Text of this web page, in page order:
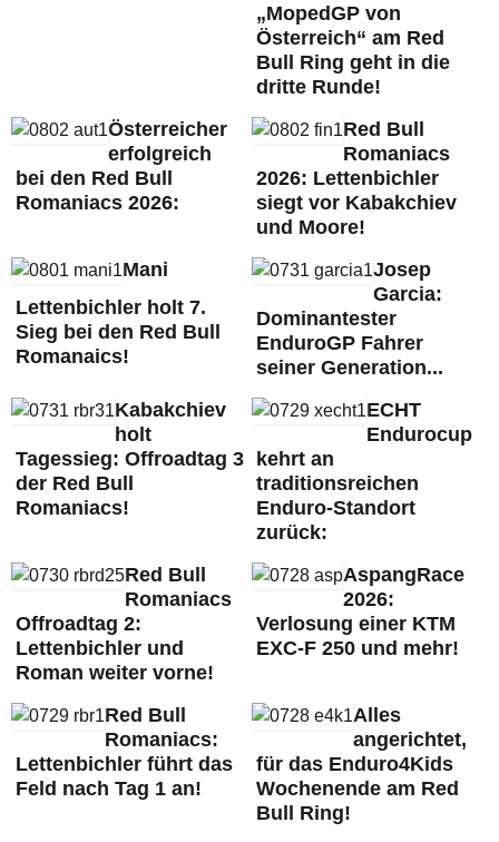
„MopedGP von
Österreich“ am Red
Bull Ring geht in die
dritte Runde!
Österreicher
erfolgreich
bei den Red Bull
Romaniacs 2026:
Red Bull
Romaniacs
2026: Lettenbichler
siegt vor Kabakchiev
und Moore!
Mani
Lettenbichler holt 7.
Sieg bei den Red Bull
Romanaics!
Josep
Garcia:
Dominantester
EnduroGP Fahrer
seiner Generation...
Kabakchiev
holt
Tagessieg: Offroadtag 3
der Red Bull
Romaniacs!
ECHT
Endurocup
kehrt an
traditionsreichen
Enduro-Standort
zurück:
Red Bull
Romaniacs
Offroadtag 2:
Lettenbichler und
Roman weiter vorne!
AspangRace
2026:
Verlosung einer KTM
EXC-F 250 und mehr!
Red Bull
Romaniacs:
Lettenbichler führt das
Feld nach Tag 1 an!
Alles
angerichtet,
für das Enduro4Kids
Wochenende am Red
Bull Ring!